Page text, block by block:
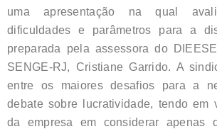
uma apresentação na qual
dificuldades e parâmetros para a
preparada pela assessora do
SENGE-RJ, Cristiane Garrido. A
entre os maiores desafios para a
debate sobre lucratividade, tendo em
da empresa em considerar apenas